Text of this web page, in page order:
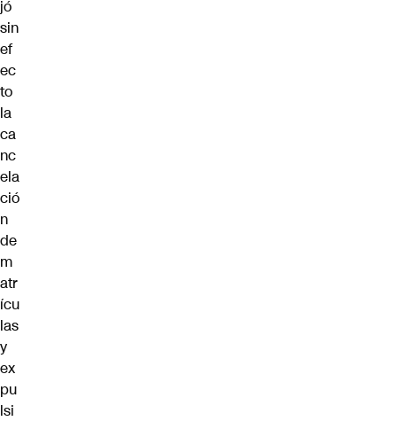
jó
sin
ef
ec
to
la
ca
nc
ela
ció
n
de
m
atr
ícu
las
y
ex
pu
lsi